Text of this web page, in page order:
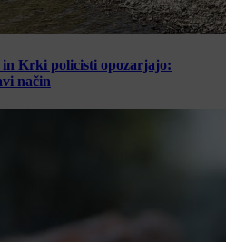
Krki policisti opozarjajo:
način